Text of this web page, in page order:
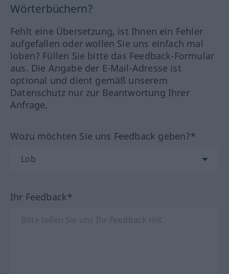
Wörterbüchern?
Fehlt eine Übersetzung, ist Ihnen ein Fehler
aufgefallen oder wollen Sie uns einfach mal
loben? Füllen Sie bitte das Feedback-Formular
aus. Die Angabe der E-Mail-Adresse ist
optional und dient gemäß unserem
Datenschutz nur zur Beantwortung Ihrer
Anfrage.
Wozu möchten Sie uns Feedback geben?*
Ihr Feedback*